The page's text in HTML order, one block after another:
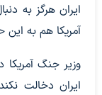
ایران هرگز به
آمریکا هم به این
وزیر جنگ
ایران دخالت